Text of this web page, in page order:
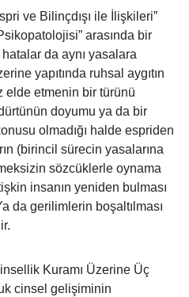
ve Bilinçdışı ile İlişkileri”
arasında bir
da aynı yasalara
yapıtında ruhsal aygıtın
elde etmenin bir türünü
doyumu ya da bir
olmadığı halde espriden
(birincil sürecin yasalarına
sözcüklerle oynama
insanın yeniden bulması
da gerilimlerin boşaltılması
Kuramı Üzerine Üç
cinsel gelişiminin